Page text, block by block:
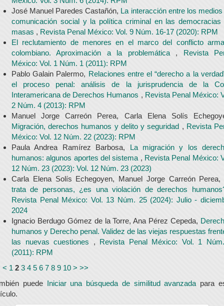
José Manuel Paredes Castañón, La interacción entre los medios
comunicación social y la política criminal en las democracias
masas , Revista Penal México: Vol. 9 Núm. 16-17 (2020): RPM
El reclutamiento de menores en el marco del conflicto
colombiano. Aproximación a la problemática , Revista
México: Vol. 1 Núm. 1 (2011): RPM
Pablo Galain Palermo, Relaciones entre el “derecho a la
el proceso penal: análisis de la jurisprudencia de la
Interamericana de Derechos Humanos , Revista Penal México:
2 Núm. 4 (2013): RPM
Manuel Jorge Carreón Perea, Carla Elena Solís
Migración, derechos humanos y delito y seguridad , Revista
México: Vol. 12 Núm. 22 (2023): RPM
Paula Andrea Ramírez Barbosa, La migración y los
humanos: algunos aportes del sistema , Revista Penal México:
12 Núm. 23 (2023): Vol. 12 Núm. 23 (2023)
Carla Elena Solís Echegoyen, Manuel Jorge Carreón Perea,
trata de personas, ¿es una violación de derechos
Revista Penal México: Vol. 13 Núm. 25 (2024): Julio -
2024
Ignacio Berdugo Gómez de la Torre, Ana Pérez Cepeda,
humanos y Derecho penal. Validez de las viejas respuestas
las nuevas cuestiones , Revista Penal México: Vol. 1
(2011): RPM
< 1 2 3 4 5 6 7 8 9 10 > >>
puede Iniciar una búsqueda de similitud avanzada para